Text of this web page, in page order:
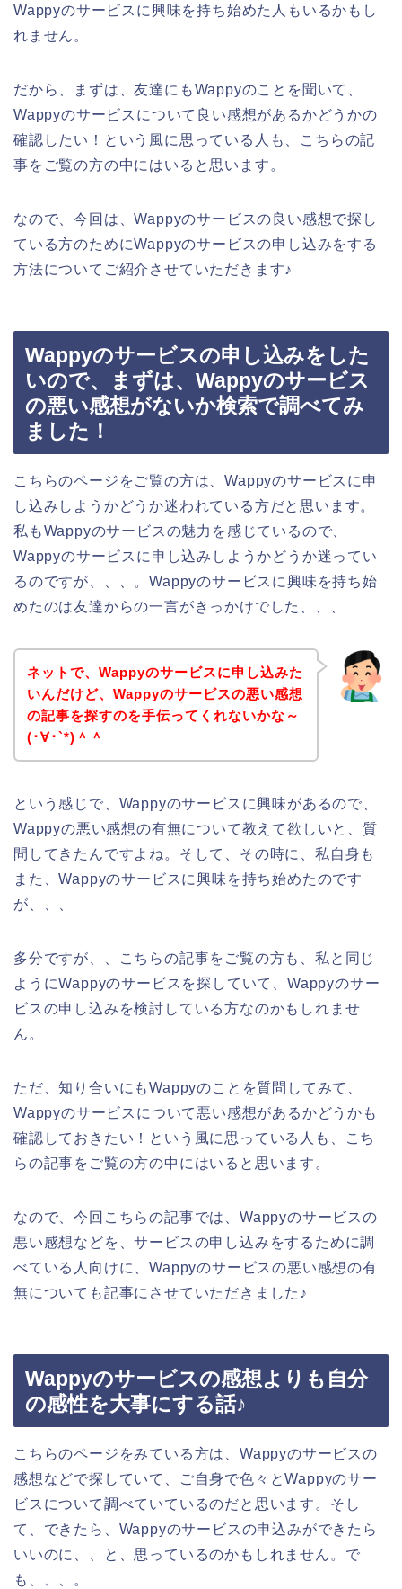
Wappyのサービスに興味を持ち始めた人もいるかもし
れません。
だから、まずは、友達にもWappyのことを聞いて、
Wappyのサービスについて良い感想があるかどうかの
確認したい！という風に思っている人も、こちらの記
事をご覧の方の中にはいると思います。
なので、今回は、Wappyのサービスの良い感想で探し
ている方のためにWappyのサービスの申し込みをする
方法についてご紹介させていただきます♪
Wappyのサービスの申し込みをした
いので、まずは、Wappyのサービス
の悪い感想がないか検索で調べてみ
ました！
こちらのページをご覧の方は、Wappyのサービスに申
し込みしようかどうか迷われている方だと思います。
私もWappyのサービスの魅力を感じているので、
Wappyのサービスに申し込みしようかどうか迷ってい
るのですが、、、。Wappyのサービスに興味を持ち始
めたのは友達からの一言がきっかけでした、、、
ネットで、Wappyのサービスに申し込みた
いんだけど、Wappyのサービスの悪い感想
の記事を探すのを手伝ってくれないかな～
(･∀･`*)＾＾
という感じで、Wappyのサービスに興味があるので、
Wappyの悪い感想の有無について教えて欲しいと、質
問してきたんですよね。そして、その時に、私自身も
また、Wappyのサービスに興味を持ち始めたのです
が、、、
多分ですが、、こちらの記事をご覧の方も、私と同じ
ようにWappyのサービスを探していて、Wappyのサー
ビスの申し込みを検討している方なのかもしれませ
ん。
ただ、知り合いにもWappyのことを質問してみて、
Wappyのサービスについて悪い感想があるかどうかも
確認しておきたい！という風に思っている人も、こち
らの記事をご覧の方の中にはいると思います。
なので、今回こちらの記事では、Wappyのサービスの
悪い感想などを、サービスの申し込みをするために調
べている人向けに、Wappyのサービスの悪い感想の有
無についても記事にさせていただきました♪
Wappyのサービスの感想よりも自分
の感性を大事にする話♪
こちらのページをみている方は、Wappyのサービスの
感想などで探していて、ご自身で色々とWappyのサー
ビスについて調べていているのだと思います。そし
て、できたら、Wappyのサービスの申込みができたら
いいのに、、と、思っているのかもしれません。で
も、、、。